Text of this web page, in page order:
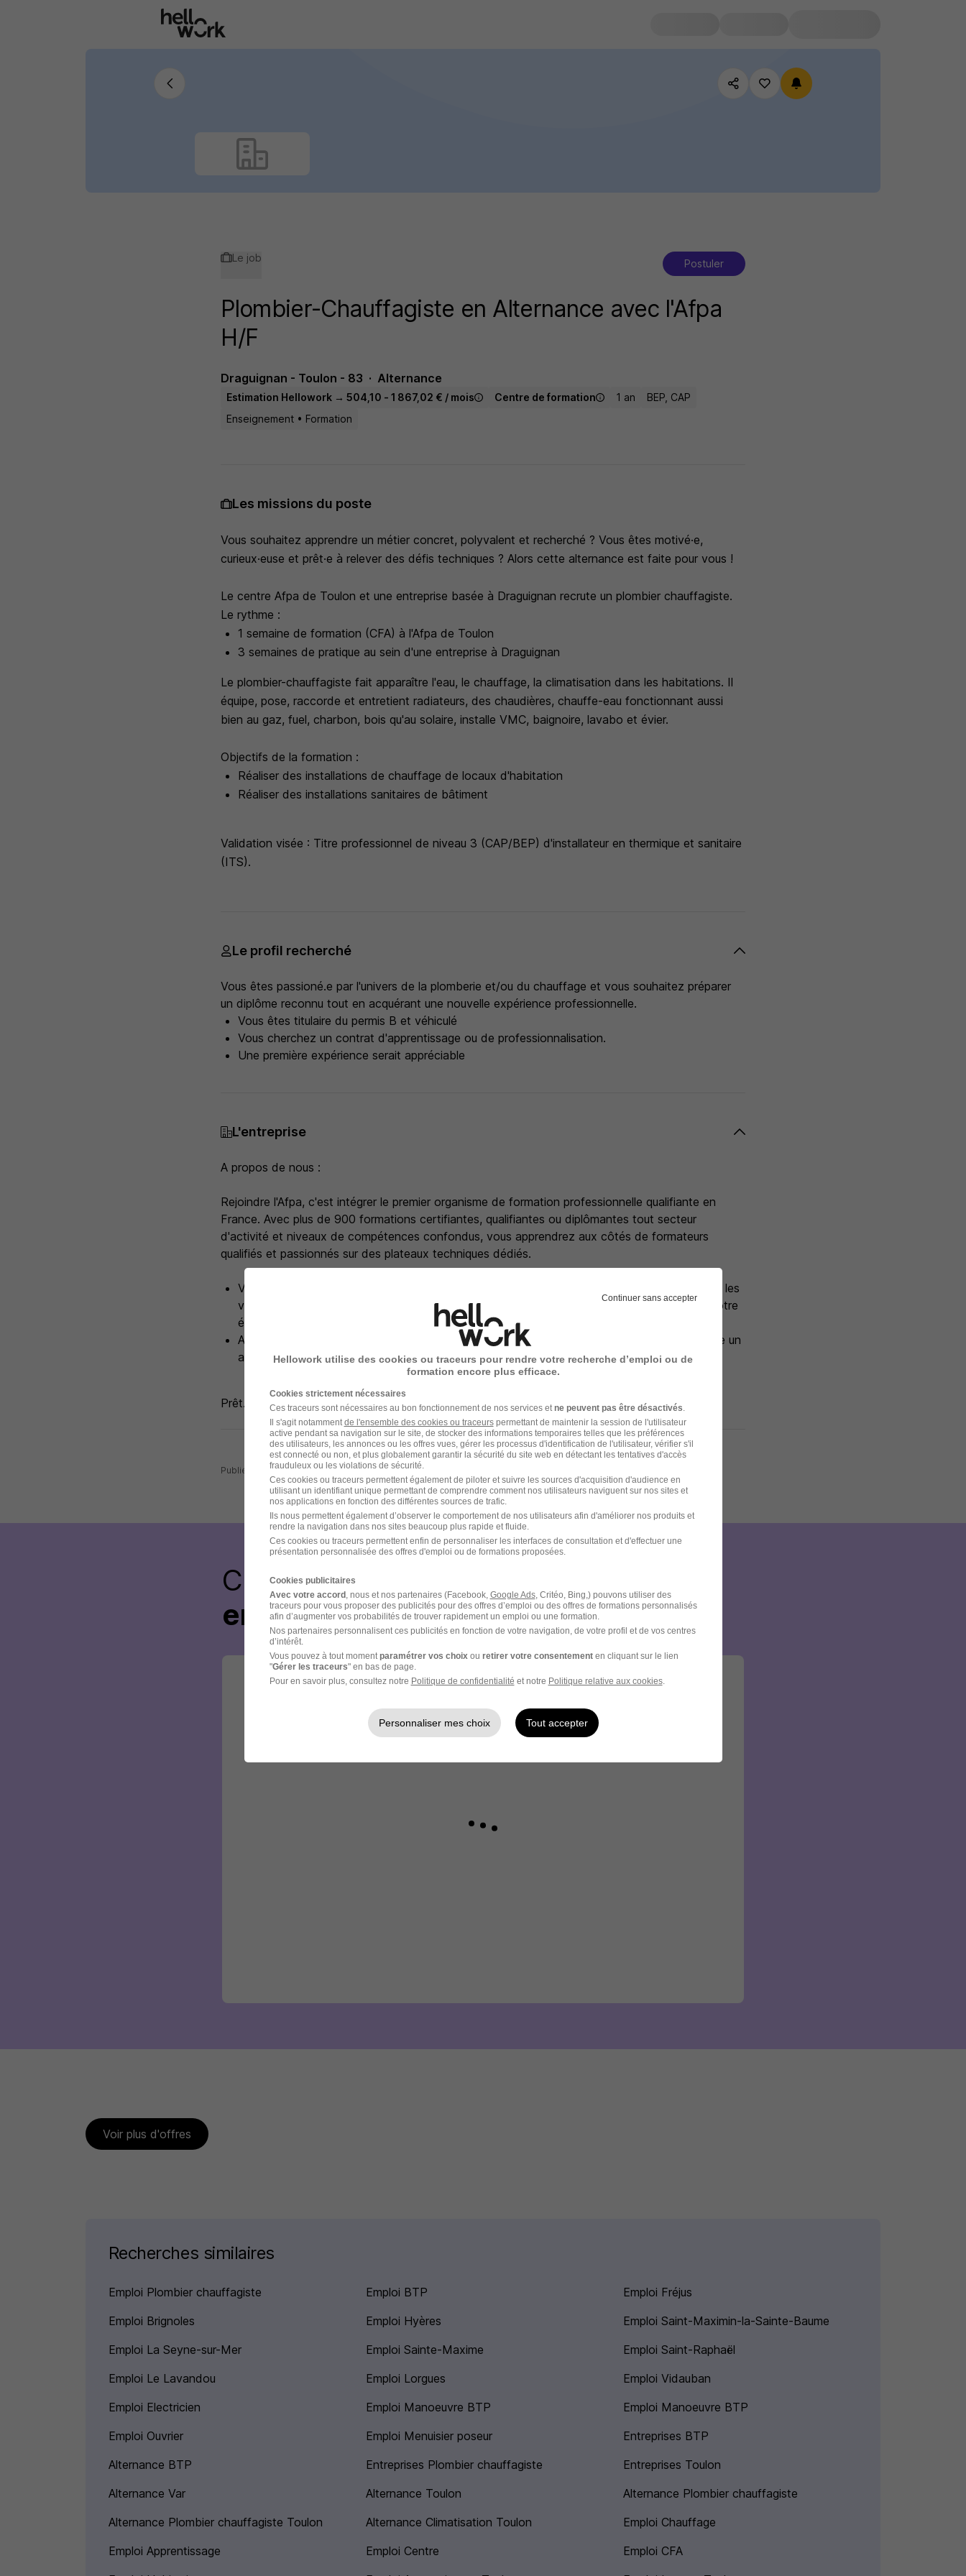
Le job Postuler
Plombier-Chauffagiste en Alternance avec l'Afpa
H/F
Draguignan - Toulon - 83 Alternance
Estimation Hellowork → 504,10 - 1 867,02 € / mois Centre de formation 1 an
BEP, CAP
Enseignement • Formation
Les missions du poste
Vous souhaitez apprendre un métier concret, polyvalent et recherché ? Vous êtes motivé·e,
curieux·euse et prêt·e à relever des défis techniques ? Alors cette alternance est faite pour vous !
Le centre Afpa de Toulon et une entreprise basée à Draguignan recrute un plombier chauffagiste.
Le rythme :
1 semaine de formation (CFA) à l'Afpa de Toulon
3 semaines de pratique au sein d'une entreprise à Draguignan
Le plombier-chauffagiste fait apparaître l'eau, le chauffage, la climatisation dans les habitations. Il
équipe, pose, raccorde et entretient radiateurs, des chaudières, chauffe-eau fonctionnant aussi
bien au gaz, fuel, charbon, bois qu'au solaire, installe VMC, baignoire, lavabo et évier.
Objectifs de la formation :
Réaliser des installations de chauffage de locaux d'habitation
Réaliser des installations sanitaires de bâtiment
Validation visée : Titre professionnel de niveau 3 (CAP/BEP) d'installateur en thermique et sanitaire
(ITS).
Le profil recherché
Vous êtes passioné.e par l'univers de la plomberie et/ou du chauffage et vous souhaitez préparer
un diplôme reconnu tout en acquérant une nouvelle expérience professionnelle.
Vous êtes titulaire du permis B et véhiculé
Vous cherchez un contrat d'apprentissage ou de professionnalisation.
Une première expérience serait appréciable
L'entreprise
A propos de nous :
Rejoindre l'Afpa, c'est intégrer le premier organisme de formation professionnelle qualifiante en
France. Avec plus de 900 formations certifiantes, qualifiantes ou diplômantes tout secteur
d'activité et niveaux de compétences confondus, vous apprendrez aux côtés de formateurs
qualifiés et passionnés sur des plateaux techniques dédiés.
Vous bénéficierez d'un cadre de travail bienveillant : nous portons beaucoup d'attention sur les
valeurs humaines et l'insertion sociale. Cette dimension favorisera votre apprentissage et votre
évolution professionnelle.
Avec plus de 115 centres répartis sur toute la métropole et les D.O.M, l'Afpa s'impose comme un
acteur de proximité, au plus près des besoins des territoires et des entreprises.
Prêt.e.s à faire partie de l'aventure ?
Publiée le 03/08/2026 - Réf : 3795126/28206258 PEAAL/83L
Créez votre compte Hellowork et
envoyez votre candidature !
Voir plus d'offres
Recherches similaires
Emploi Plombier chauffagiste Emploi BTP
Emploi Fréjus
Emploi Brignoles
Emploi Hyères
Emploi Saint-Maximin-la-Sainte-Baume
Emploi La Seyne-sur-Mer
Emploi Sainte-Maxime
Emploi Saint-Raphaël
Emploi Le Lavandou
Emploi Lorgues
Emploi Vidauban
Emploi Electricien
Emploi Manoeuvre BTP
Emploi Manoeuvre BTP
Emploi Ouvrier
Emploi Menuisier poseur
Entreprises BTP
Alternance BTP
Entreprises Plombier chauffagiste
Entreprises Toulon
Alternance Var
Alternance Toulon
Alternance Plombier chauffagiste
Alternance Plombier chauffagiste Toulon
Alternance Climatisation Toulon
Emploi Chauffage
Emploi Apprentissage
Emploi Centre
Emploi CFA
Continuer sans accepter
Hellowork utilise des cookies ou traceurs pour rendre votre recherche d’emploi ou de
formation encore plus efficace.
Cookies strictement nécessaires
Ces traceurs sont nécessaires au bon fonctionnement de nos services et ne peuvent pas être désactivés
Il s'agit notamment de l'ensemble des cookies ou traceurspermettant de maintenir la session de l'utilisateur
active pendant sa navigation sur le site, de stocker des informations temporaires telles que les préférences
des utilisateurs, les annonces ou les offres vues, gérer les processus d'identification de l'utilisateur, vérifier s'il
est connecté ou non, et plus globalement garantir la sécurité du site web en détectant les tentatives d'accès
frauduleux ou les violations de sécurité.
Ces cookies ou traceurs permettent également de piloter et suivre les sources d'acquisition d'audience en
utilisant un identifiant unique permettant de comprendre comment nos utilisateurs naviguent sur nos sites et
nos applications en fonction des différentes sources de trafic.
Ils nous permettent également d’observer le comportement de nos utilisateurs afin d'améliorer nos produits et
rendre la navigation dans nos sites beaucoup plus rapide et fluide.
Ces cookies ou traceurs permettent enfin de personnaliser les interfaces de consultation et d'effectuer une
présentation personnalisée des offres d'emploi ou de formations proposées.
Cookies publicitaires
Avec votre accord, nous et nos partenaires (Facebook, Google Ads, Critéo, Bing,) pouvons utiliser des
traceurs pour vous proposer des publicités pour des offres d’emploi ou des offres de formations personnalisés
afin d’augmenter vos probabilités de trouver rapidement un emploi ou une formation.
Nos partenaires personnalisent ces publicités en fonction de votre navigation, de votre profil et de vos centres
d’intérêt.
Vous pouvez à tout moment paramétrer vos choix ou retirer votre consentementen cliquant sur le lien
"Gérer les traceurs" en bas de page.
Pour en savoir plus, consultez notre Politique de confidentialité et notre Politique relative aux cookies.
Personnaliser mes choix Tout accepter